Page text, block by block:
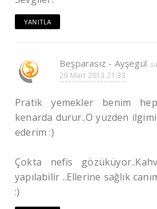
YANITLA
Beşparasız - Ayşegül
29 Mart 2013 21:33
Pratik yemekler benim
kenarda durur..O yüzden
ederim :)
Çokta nefis
yapılabilir ..Ellerine sağlık
:)